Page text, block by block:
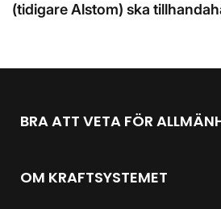
(tidigare Alstom) ska
BRA ATT VETA FÖR
OM KRAFTSYSTEMET